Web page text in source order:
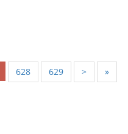
628 629 > »